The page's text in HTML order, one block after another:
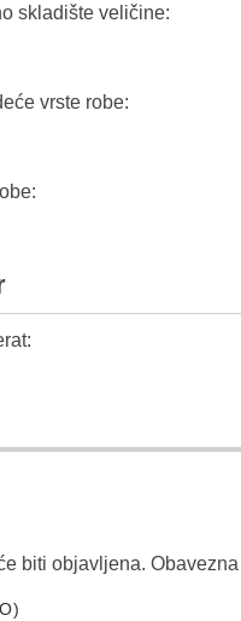
skladište veličine:
vrste robe:
biti objavljena.